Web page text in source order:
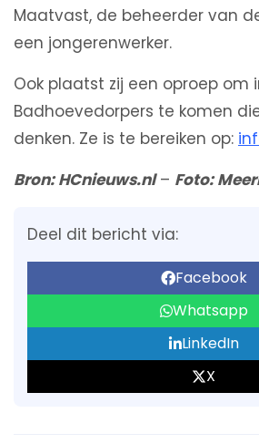
Maatvast, de beheerder van
een jongerenwerker.
Ook plaatst zij een oproep
Badhoevedorpers te komen
denken. Ze is te bereiken op:
Bron: HCnieuws.nl– Foto:
Deel dit bericht via:
Facebook
Whatsapp
LinkedIn
X